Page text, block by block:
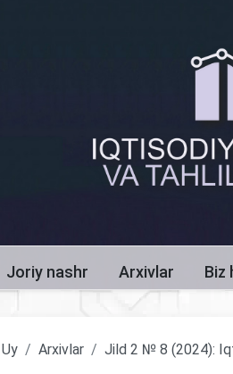
Joriy nashr Arxivlar Biz
Uy Arxivlar Jild 2 № 8 (2024):